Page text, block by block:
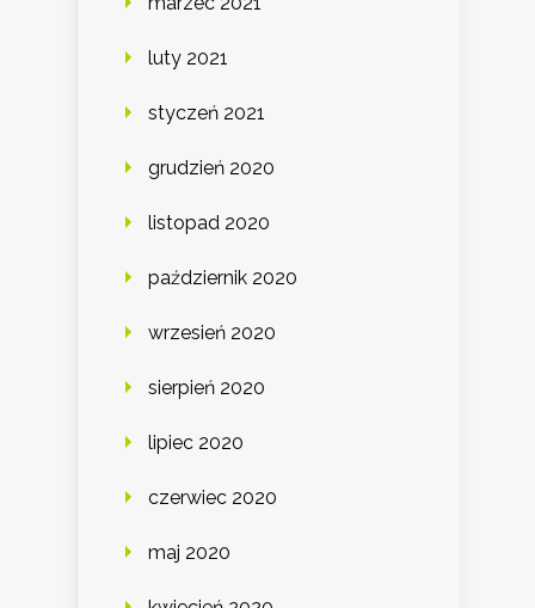
luty 2021
styczeń 2021
grudzień 2020
listopad 2020
październik 2020
wrzesień 2020
sierpień 2020
lipiec 2020
czerwiec 2020
maj 2020